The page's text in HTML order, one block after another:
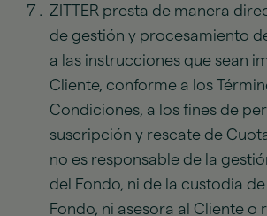
ZITTER presta de manera
de gestión y procesamiento
a las instrucciones que sean
Cliente, conforme a los
Condiciones, a los fines de
suscripción y rescate de
no es responsable de la
del Fondo, ni de la custodia
Fondo, ni asesora al Cliente o